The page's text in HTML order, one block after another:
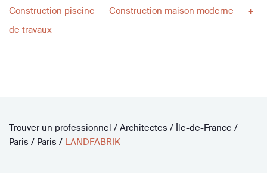
Construction piscine
Construction maison moderne
+
de travaux
Trouver un professionnel / Architectes / Île-de-France /
Paris / Paris / LANDFABRIK